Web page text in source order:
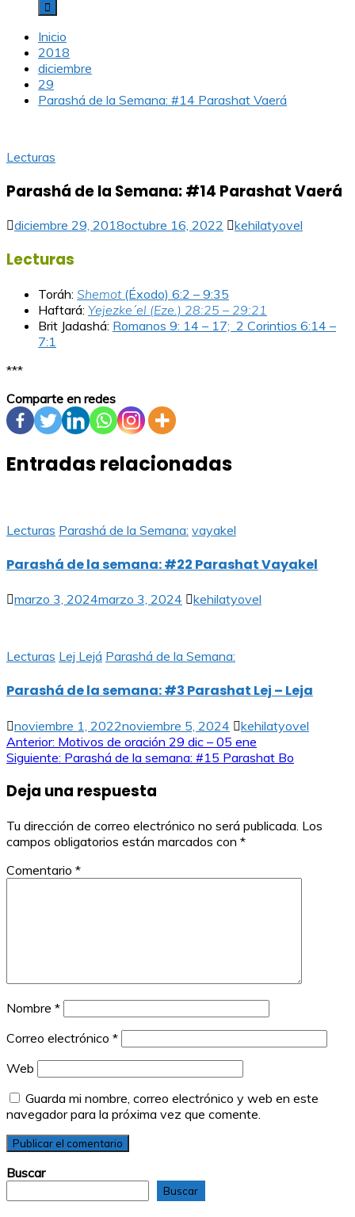
Inicio
2018
diciembre
29
Parashá de la Semana: #14 Parashat Vaerá
Lecturas
Parashá de la Semana: #14 Parashat Vaerá
diciembre 29, 2018octubre 16, 2022 kehilatyovel
Lecturas
Toráh: Shemot(Éxodo) 6:2 – 9:35
Haftará: Yejezke´el (Eze.) 28:25 – 29:21
Brit Jadashá: Romanos 9: 14 – 17; 2 Corintios 6:14 –
7:1
***
Comparte en redes
Entradas relacionadas
Lecturas Parashá de la Semana: vayakel
Parashá de la semana: #22 Parashat Vayakel
marzo 3, 2024marzo 3, 2024 kehilatyovel
Lecturas Lej Lejá Parashá de la Semana:
Parashá de la semana: #3 Parashat Lej – Leja
noviembre 1, 2022noviembre 5, 2024 kehilatyovel
Navegación
entradas
Anterior: Motivos de oración 29 dic – 05 ene
Siguiente: Parashá de la semana: #15 Parashat Bo
Deja una respuesta
Tu dirección de correo electrónico no será publicada. Los
campos obligatorios están marcados con *
Comentario *
Nombre *
Correo electrónico *
Web
Guarda mi nombre, correo electrónico y web en este
navegador para la próxima vez que comente.
Buscar
Buscar